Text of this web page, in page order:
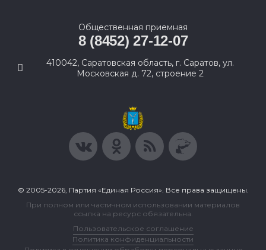
Общественная приемная
8 (8452) 27-12-07
410042, Саратовская область, г. Саратов, ул.
Московская д. 72, строение 2
© 2005-2026, Партия «Единая Россия». Все права защищены.
При полном или частичном использовании материалов
ссылка на ресурс обязательна.
Пользовательское соглашение
Политика конфиденциальности